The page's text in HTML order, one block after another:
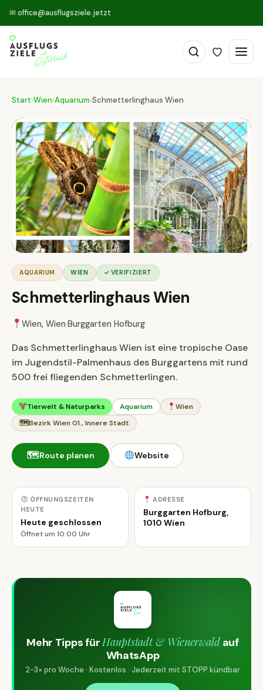
✉ office@ausflugsziele.jetzt
Start›Wien›Aquarium›Schmetterlinghaus Wien
AQUARIUM WIEN ✓ VERIFIZIERT
Schmetterlinghaus Wien
Wien, Wien·Burggarten Hofburg
Das Schmetterlinghaus Wien ist eine tropische Oase
im Jugendstil-Palmenhaus des Burggartens mit rund
500 frei fliegenden Schmetterlingen.
Tierwelt & Naturparks Aquarium
Wien
🗺Bezirk Wien 01., Innere Stadt
🗺Route planen Website
ÖFFNUNGSZEITEN
HEUTE
Heute geschlossen
Öffnet um 10:00 Uhr
ADRESSE
Burggarten Hofburg,
1010 Wien
Mehr Tipps fürHauptstadt & Wienerwaldauf
WhatsApp
2-3× pro Woche · Kostenlos · Jederzeit mit STOPP kündbar